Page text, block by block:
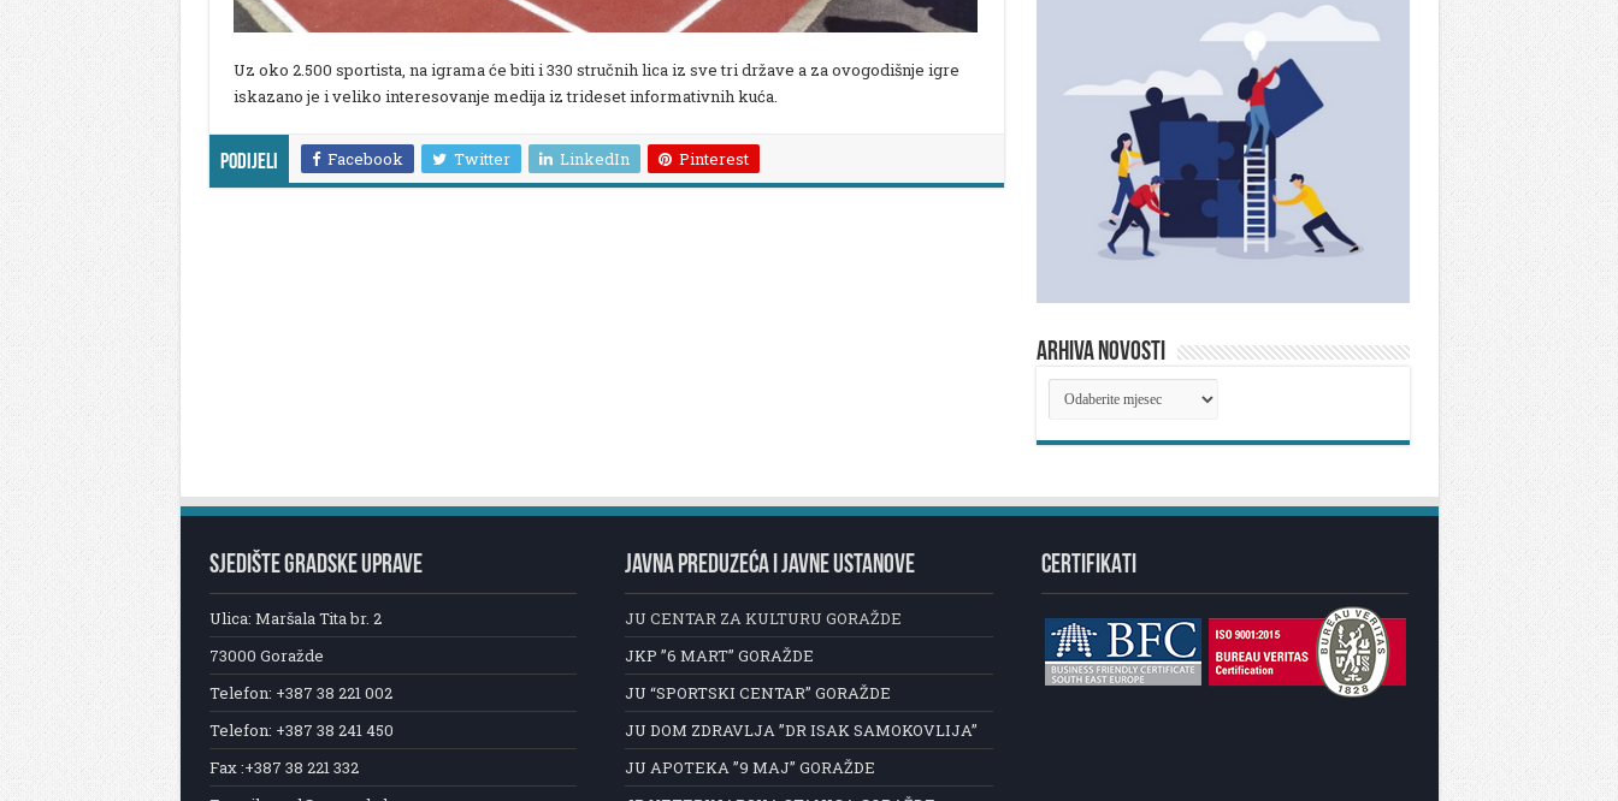
Uz oko 2.500 sportista, na igrama će biti i 330 stručnih lica iz sve tri države a za ovogodišnje igre
iskazano je i veliko interesovanje medija iz trideset informativnih kuća.
Podijeli Facebook Twitter LinkedIn Pinterest
ARHIVA NOVOSTI
ARHIVA
NOVOSTI
SJEDIŠTE GRADSKE UPRAVE
Ulica: Maršala Tita br. 2
73000 Goražde
Telefon: +387 38 221 002
Telefon: +387 38 241 450
Fax :+387 38 221 332
JAVNA PREDUZEĆA I JAVNE USTANOVE
JU CENTAR ZA KULTURU GORAŽDE
JKP ”6 MART” GORAŽDE
JU “SPORTSKI CENTAR” GORAŽDE
JU DOM ZDRAVLJA ”DR ISAK SAMOKOVLIJA”
JU APOTEKA ”9 MAJ” GORAŽDE
CERTIFIKATI